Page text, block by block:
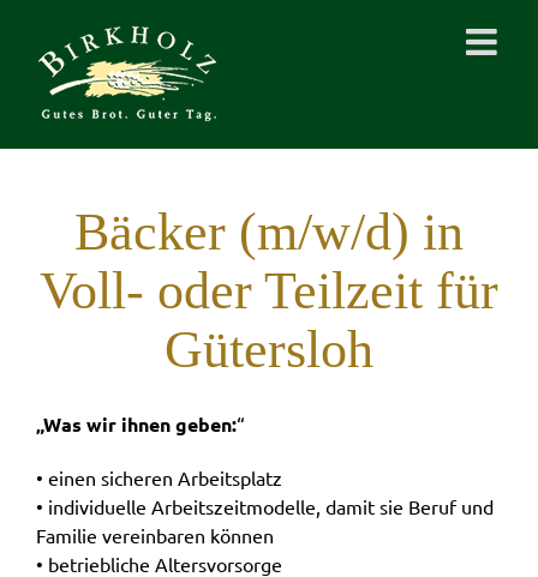
springen
Bäcker (m/w/d) in
Voll- oder Teilzeit für
Gütersloh
„Was wir ihnen geben:“
• einen sicheren Arbeitsplatz
• individuelle Arbeitszeitmodelle, damit sie Beruf und
Familie vereinbaren können
• betriebliche Altersvorsorge